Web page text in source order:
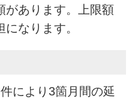
があります。上限額
なります。
より3箇月間の延